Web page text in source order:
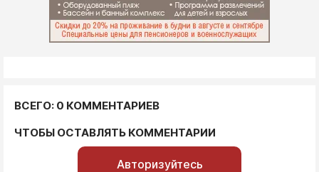
ВСЕГО: 0 КОММЕНТАРИЕВ
ЧТОБЫ ОСТАВЛЯТЬ КОММЕНТАРИИ
Авторизуйтесь